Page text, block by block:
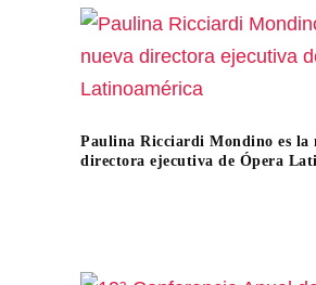
Paulina Ricciardi Mondino es la
directora ejecutiva de Ópera